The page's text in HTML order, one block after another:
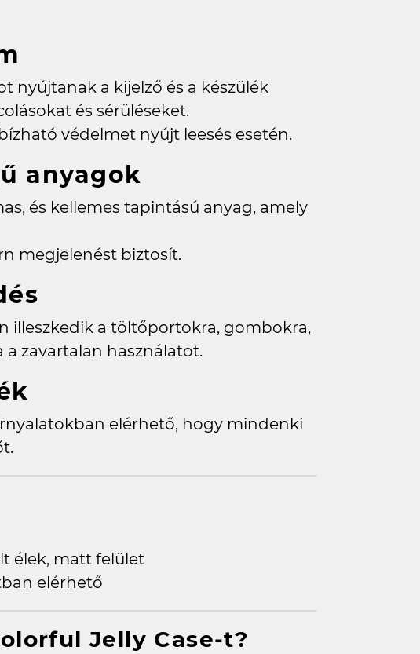
nyújtanak a kijelző és a készülék
és sérüléseket.
védelmet nyújt leesés esetén.
anyagok
és kellemes tapintású anyag, amely
megjelenést biztosít.
illeszkedik a töltőportokra, gombokra,
a zavartalan használatot.
elérhető, hogy mindenki
élek, matt felület
elérhető
Jelly Case-t?